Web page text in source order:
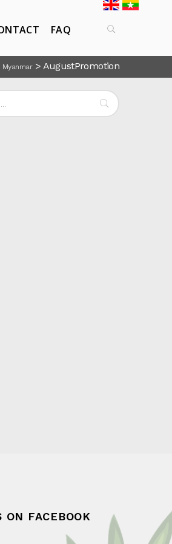
FAQ
Myanmar> AugustPromotion
ON FACEBOOK